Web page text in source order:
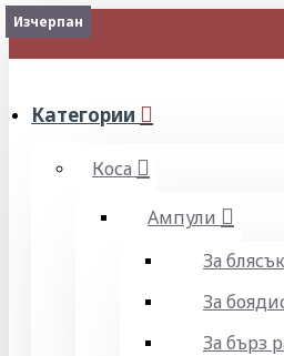
МЕНЮ
Категории
Коса
Ампули
За блясък
За
За бърз
Изчерпан
Изчерпан